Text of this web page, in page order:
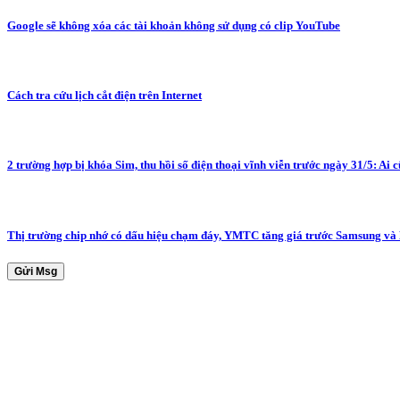
Google sẽ không xóa các tài khoản không sử dụng có clip YouTube
Cách tra cứu lịch cắt điện trên Internet
2 trường hợp bị khóa Sim, thu hồi số điện thoại vĩnh viễn trước ngày 31/5: Ai
Thị trường chip nhớ có dấu hiệu chạm đáy, YMTC tăng giá trước Samsung
Gửi Msg